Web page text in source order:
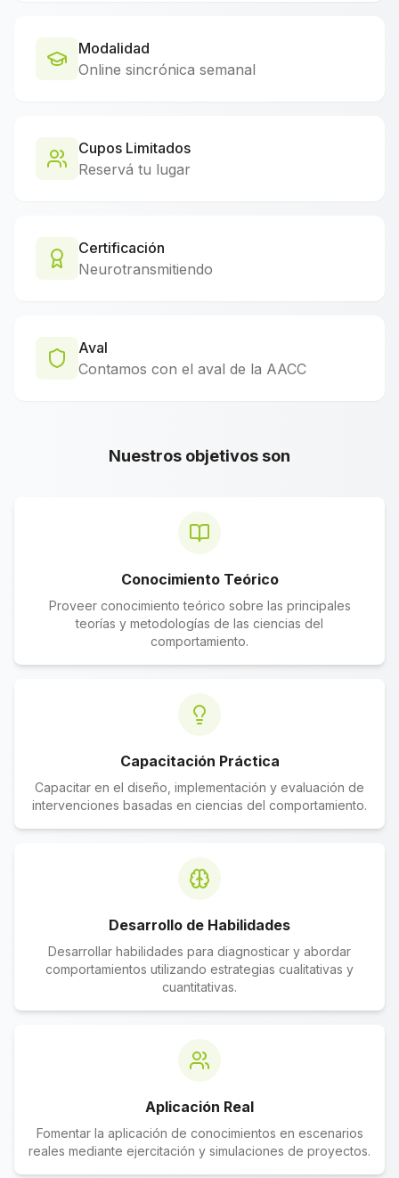
Modalidad
Online sincrónica semanal
Cupos Limitados
Reservá tu lugar
Certificación
Neurotransmitiendo
Aval
Contamos con el aval de la AACC
Nuestros objetivos son
Conocimiento Teórico
Proveer conocimiento teórico sobre las principales
teorías y metodologías de las ciencias del
comportamiento.
Capacitación Práctica
Capacitar en el diseño, implementación y evaluación de
intervenciones basadas en ciencias del comportamiento.
Desarrollo de Habilidades
Desarrollar habilidades para diagnosticar y abordar
comportamientos utilizando estrategias cualitativas y
cuantitativas.
Aplicación Real
Fomentar la aplicación de conocimientos en escenarios
reales mediante ejercitación y simulaciones de proyectos.